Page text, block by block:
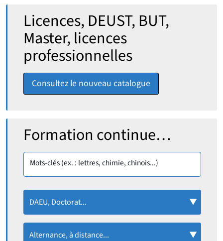
Rechercher :
Licences, DEUST, BUT,
Master, licences
professionnelles
Consultez le nouveau catalogue
Rechercher :
Formation continue…
Mots-clés (ex. : lettres, chimie, chinois...)
DAEU, Doctorat...
Alternance, à distance...